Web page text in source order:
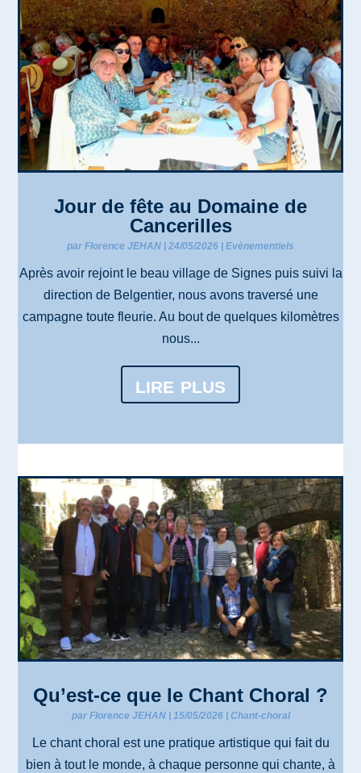
Jour de fête au Domaine de
Cancerilles
par Florence JEHAN 24/05/2026 Evènementiels
Après avoir rejoint le beau village de Signes puis suivi la
direction de Belgentier, nous avons traversé une
campagne toute fleurie. Au bout de quelques kilomètres
nous...
lire plus
Qu’est-ce que le Chant Choral ?
par Florence JEHAN| 15/05/2026| Chant-choral
Le chant choral est une pratique artistique qui fait du
bien à tout le monde, à chaque personne qui chante, à